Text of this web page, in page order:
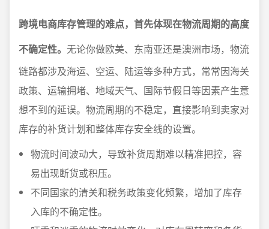
跨境电商库存管理的难点，首先体现在物流周期的高度
不确定性。 无论你做欧美、东南亚还是澳洲市场，物流
链路都涉及海运、空运、陆运等多种方式，常常因海关
政策、运输拥堵、地域天气、国际节假日等因素产生意
想不到的延误。物流周期的不稳定，直接影响到卖家对
库存的补货计划和整体库存安全线的设置。
物流时间波动大，导致补货周期难以精准把控，容
易出现断货或积压。
不同国家的清关和税务政策变化频繁，增加了库存
入库的不确定性。